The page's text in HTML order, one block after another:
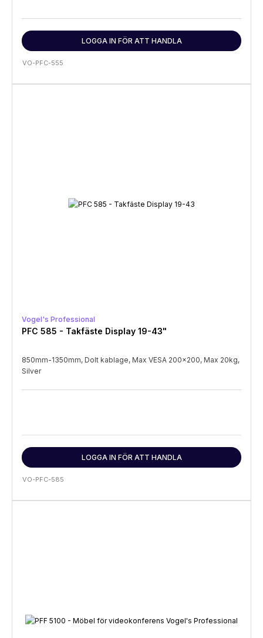
LOGGA IN FÖR ATT HANDLA
VO-PFC-555
Vogel's Professional
PFC 585 - Takfäste Display 19-43"
850mm-1350mm, Dolt kablage, Max VESA 200x200, Max 20kg,
Silver
LOGGA IN FÖR ATT HANDLA
VO-PFC-585